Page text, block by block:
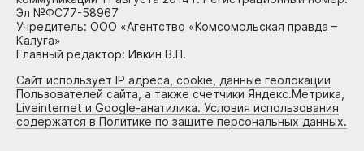
Эл №ФС77-58967
Учредитель: ООО «Агентство «Комсомольская правда –
Калуга»
Главный редактор: Ивкин В.П.
Сайт использует IP адреса, cookie, данные геолокации
Пользователей сайта, а также счетчики Яндекс.Метрика,
Liveinternet и Google-анатилика. Условия использования
содержатся в Политике по защите персональных данных.